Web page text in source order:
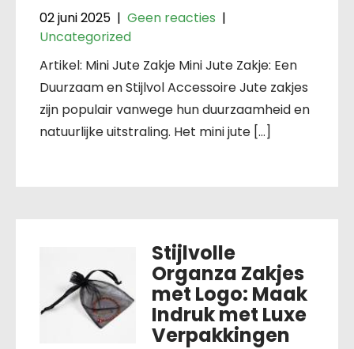
02 juni 2025 | Geen reacties |
Uncategorized
Artikel: Mini Jute Zakje Mini Jute Zakje: Een
Duurzaam en Stijlvol Accessoire Jute zakjes
zijn populair vanwege hun duurzaamheid en
natuurlijke uitstraling. Het mini jute […]
Stijlvolle
Organza Zakjes
met Logo: Maak
Indruk met Luxe
Verpakkingen